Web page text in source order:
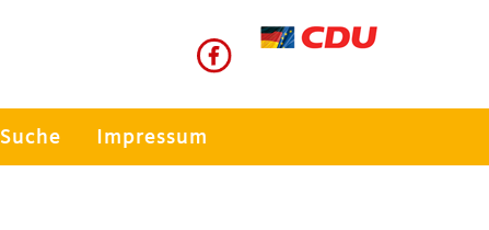
Suche Impressum